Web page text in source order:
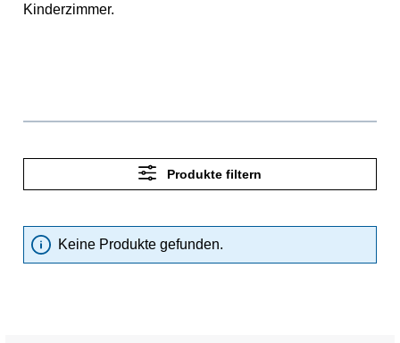
Kinderzimmer.
Produkte filtern
Keine Produkte gefunden.